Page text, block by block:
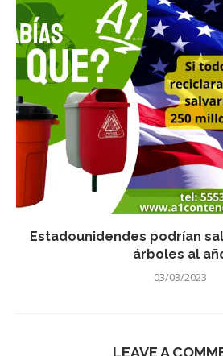
Estadounidendes podrían
árboles al
03/03/2023